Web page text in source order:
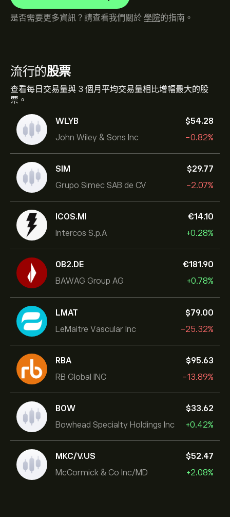
流行的股票
查看每日交易量與 3 個月平均交易量相比增幅最大的股
票。
WLYB
John Wiley & Sons Inc
‎$‎54.28
-0.82%
SIM
Grupo Simec SAB de CV
‎$‎29.77
-2.07%
ICOS.MI
Intercos S.p.A
‎€‎14.10
+0.28%
0B2.DE
BAWAG Group AG
‎€‎181.90
+0.78%
LMAT
LeMaitre Vascular Inc
‎$‎79.00
-25.32%
RBA
RB Global INC
‎$‎95.63
-13.89%
BOW
Bowhead Specialty Holdings Inc
‎$‎33.62
+0.42%
MKC/V.US
McCormick & Co Inc/MD
‎$‎52.47
+2.08%
是否需要更多資訊？請查看我們關於 學院的指南。